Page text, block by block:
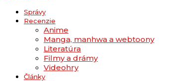
Správy
Recenzie
Anime
Manga, manhwa a webtoony
Literatúra
Filmy a drámy
Videohry
Články